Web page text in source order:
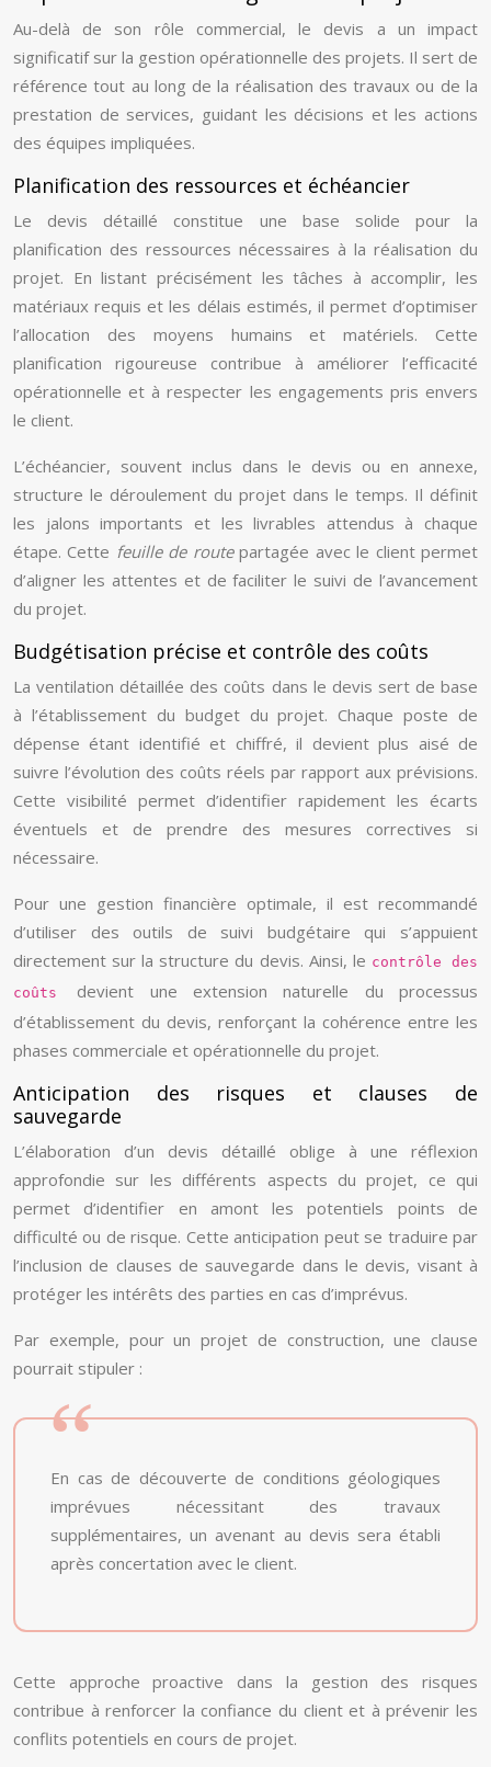
Au-delà de son rôle commercial, le devis a un impact
significatif sur la gestion opérationnelle des projets. Il sert de
référence tout au long de la réalisation des travaux ou de la
prestation de services, guidant les décisions et les actions
des équipes impliquées.
Planification des ressources et échéancier
Le devis détaillé constitue une base solide pour la
planification des ressources nécessaires à la réalisation du
projet. En listant précisément les tâches à accomplir, les
matériaux requis et les délais estimés, il permet d’optimiser
l’allocation des moyens humains et matériels. Cette
planification rigoureuse contribue à améliorer l’efficacité
opérationnelle et à respecter les engagements pris envers
le client.
L’échéancier, souvent inclus dans le devis ou en annexe,
structure le déroulement du projet dans le temps. Il définit
les jalons importants et les livrables attendus à chaque
étape. Cette feuille de routepartagée avec le client permet
d’aligner les attentes et de faciliter le suivi de l’avancement
du projet.
Budgétisation précise et contrôle des coûts
La ventilation détaillée des coûts dans le devis sert de base
à l’établissement du budget du projet. Chaque poste de
dépense étant identifié et chiffré, il devient plus aisé de
suivre l’évolution des coûts réels par rapport aux prévisions.
Cette visibilité permet d’identifier rapidement les écarts
éventuels et de prendre des mesures correctives si
nécessaire.
Pour une gestion financière optimale, il est recommandé
d’utiliser des outils de suivi budgétaire qui s’appuient
directement sur la structure du devis. Ainsi, le contrôle des
coûts devient une extension naturelle du processus
d’établissement du devis, renforçant la cohérence entre les
phases commerciale et opérationnelle du projet.
Anticipation des risques et clauses de
sauvegarde
L’élaboration d’un devis détaillé oblige à une réflexion
approfondie sur les différents aspects du projet, ce qui
permet d’identifier en amont les potentiels points de
difficulté ou de risque. Cette anticipation peut se traduire par
l’inclusion de clauses de sauvegarde dans le devis, visant à
protéger les intérêts des parties en cas d’imprévus.
Par exemple, pour un projet de construction, une clause
pourrait stipuler :
En cas de découverte de conditions géologiques
imprévues nécessitant des travaux
supplémentaires, un avenant au devis sera établi
après concertation avec le client.
Cette approche proactive dans la gestion des risques
contribue à renforcer la confiance du client et à prévenir les
conflits potentiels en cours de projet.